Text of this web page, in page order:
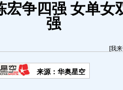
宏争四强 女单女
强
[我
来源：华奥星空